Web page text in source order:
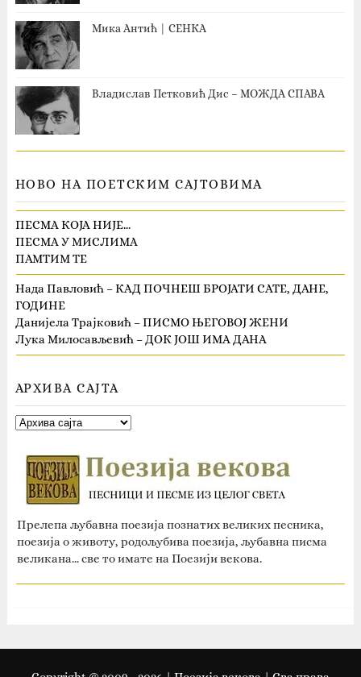
Мика Антић | СЕНКА
Владислав Петковић Дис – МОЖДА СПАВА
НОВО НА ПОЕТСКИМ САЈТОВИМА
ПЕСМА КОЈА НИЈЕ…
ПЕСМА У МИСЛИМА
ПАМТИМ ТЕ
Нада Павловић – КАД ПОЧНЕШ БРОЈАТИ САТЕ, ДАНЕ,
ГОДИНЕ
Данијела Трајковић – ПИСМО ЊЕГОВОЈ ЖЕНИ
Лука Милосављевић – ДОК ЈОШ ИМА ДАНА
АРХИВА САЈТА
Прелепа љубавна поезија познатих великих песника,
поезија о животу, родољубива поезија, љубавна писма
великана... све то имате на Поезији векова.